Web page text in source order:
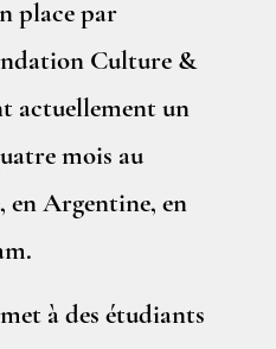
place par
Culture &
actuellement un
mois au
en Argentine, en
à des étudiants